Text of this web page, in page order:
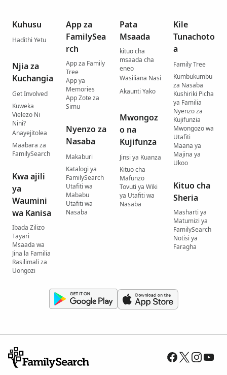
Kuhusu
Hadithi Yetu
Njia za
Kuchangia
Get Involved
Kuweka
Vielezo Ni
Nini?
Anayejitolea
Maabara za
FamilySearch
Kwa ajili
ya
Waumini
wa Kanisa
Ibada Zilizo
Tayari
Msaada wa
Jina la Familia
Rasilimali za
Uongozi
App za
FamilySea
rch
App za Family
Tree
App ya
Memories
App Zote za
Simu
Nyenzo za
Nasaba
Makaburi
Katalogi ya
FamilySearch
Utafiti wa
Mababu
Utafiti wa
Nasaba
Pata
Msaada
kituo cha
msaada cha
eneo
Wasiliana Nasi
Akaunti Yako
Mwongoz
o na
Kujifunza
Jinsi ya Kuanza
Kituo cha
Mafunzo
Tovuti ya Wiki
ya Utafiti wa
Nasaba
Kile
Tunachoto
a
Family Tree
Kumbukumbu
za Nasaba
Kushiriki Picha
ya Familia
Nyenzo za
Kujifunzia
Mwongozo wa
Utafiti
Maana ya
Majina ya
Ukoo
Kituo cha
Sheria
Masharti ya
Matumizi ya
FamilySearch
Notisi ya
Faragha